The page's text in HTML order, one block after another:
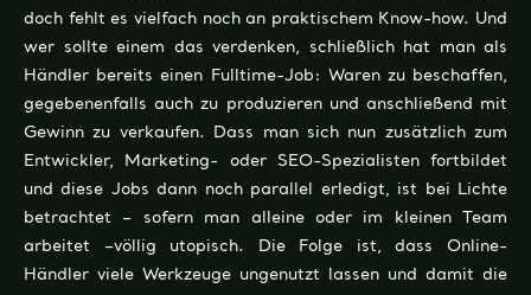
doch fehlt es vielfach noch an praktischem Know-how. Und
wer sollte einem das verdenken, schließlich hat man als
Händler bereits einen Fulltime-Job: Waren zu beschaffen,
gegebenenfalls auch zu produzieren und anschließend mit
Gewinn zu verkaufen. Dass man sich nun zusätzlich zum
Entwickler, Marketing- oder SEO-Spezialisten fortbildet
und diese Jobs dann nochparallel erledigt, ist
bei Lichte
betrachtet – sofern man alleine oder im kleinen Team
arbeitet –völlig utopisch.
Die Folge ist, dass Online-
Händler viele Werkzeuge ungenutzt lassen und damit die